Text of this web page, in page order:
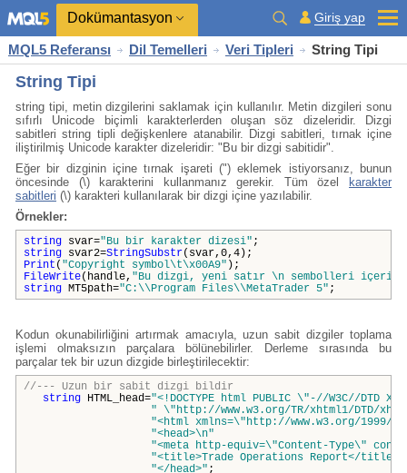
Dokümantasyon Giriş yap
MQL5 Referansı Dil Temelleri Veri Tipleri String Tipi
String Tipi
string tipi, metin dizgilerini saklamak için kullanılır. Metin dizgileri sonu
sıfırlı Unicode biçimli karakterlerden oluşan söz dizeleridir. Dizgi
sabitleri string tipli değişkenlere atanabilir. Dizgi sabitleri, tırnak içine
iliştirilmiş Unicode karakter dizeleridir: "Bu bir dizgi sabitidir".
Eğer bir dizginin içine tırnak işareti (") eklemek istiyorsanız, bunun
öncesinde (\) karakterini kullanmanız gerekir. Tüm özel
karakter
sabitleri (\) karakteri kullanılarak bir dizgi içine yazılabilir.
Örnekler:
string svar="Bu bir karakter dizesi" ;
string svar2=StringSubstr(svar,0,4);
Print ( "Copyright symbol\t\x00A9" );
FileWrite(handle, "Bu dizgi, yeni satır \n sembolleri
string MT5path="C:\\Program Files\\MetaTrader 5" ;
Kodun okunabilirliğini artırmak amacıyla, uzun sabit dizgiler toplama
işlemi olmaksızın parçalara bölünebilirler. Derleme sırasında bu
parçalar tek bir uzun dizgide birleştirilecektir:
//--- Uzun bir sabit dizgi bildir
string HTML_head="<!DOCTYPE html PUBLIC \"-//W3C//DTD
" \"http://www.w3.org/TR/xhtml1/DTD/
"<html xmlns=\"http://www.w3.org/1999/
"<head>\n"
"<meta http-equiv=\"Content-Type\"
"<title>Trade Operations Report</
"</head>" ;